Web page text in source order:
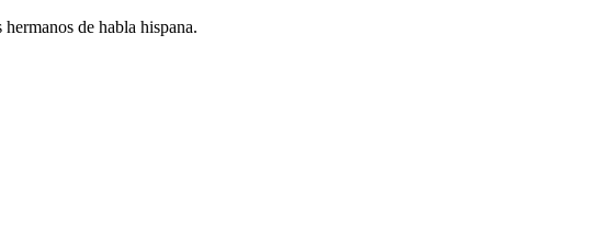
de habla hispana.